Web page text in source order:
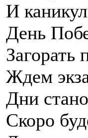
И
День
Загорать
Ждем
Дни
Скоро